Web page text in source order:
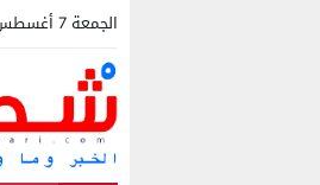
الجمعة 7 أغسطس 2026 - 2:50 صباحًا